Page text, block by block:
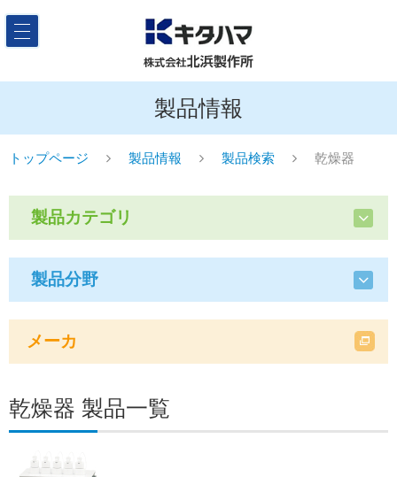
製品情報
トップページ 製品情報 製品検索 乾燥器
製品カテゴリ
製品分野
メーカ
乾燥器 製品一覧